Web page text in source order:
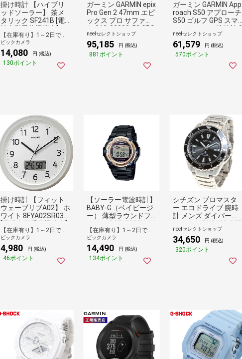
掛け時計 【ハイブリ
ッドソーラー】 茶メ
タリック SF241B [電
波自動受信機能有]
ビックカメラ
14,080 円 (税込)
130ポイント
ガーミン GARMIN epix
Pro Gen 2 47mm エピ
ックス プロ サファイ
ヤ 010-02803-52 GPS
スマートウォッチ 腕
時計
neelセレクトショップ
95,185 円 (税込)
881ポイント
ガーミン GARMIN App
roach S50 アプローチ
S50 ゴルフ GPS スマ
ートウォッチ 腕時計 0
10-03010-20
neelセレクトショップ
61,579 円 (税込)
570ポイント
掛け時計 【フィット
ウェーブリブA02】 ホ
ワイト 8FYA02SR03
[電波自動受信機能有]
ビックカメラ
4,980 円 (税込)
46ポイント
【ソーラー電波時計】
BABY-G（ベイビージ
ー） 薄型ラウンドフ
ェイス BGR-3003U-1J
【在庫有り】1～2日で出荷予定(日付指定可)
ビックカメラ
14,490 円 (税込)
134ポイント
シチズン プロマスタ
ー エコドライブ 腕時
計 メンズ ダイバーズ
ウォッチ BN0190-82E
neelセレクトショップ
34,650 円 (税込)
320ポイント